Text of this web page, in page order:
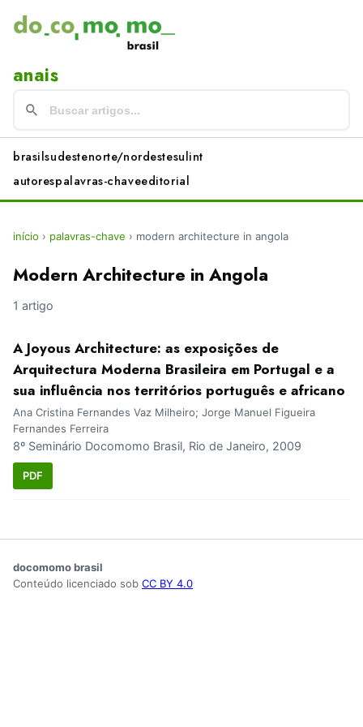
anais
brasilsudestenorte/nordestesulint
autorespalavras-chaveeditorial
início › palavras-chave › modern architecture in angola
Modern Architecture in Angola
1 artigo
A Joyous Architecture: as exposições de
Arquitectura Moderna Brasileira em Portugal e a
sua influência nos territórios português e africano
Ana Cristina Fernandes Vaz Milheiro; Jorge Manuel Figueira
Fernandes Ferreira
8º Seminário Docomomo Brasil, Rio de Janeiro, 2009
PDF
docomomo brasil
Conteúdo licenciado sob CC BY 4.0